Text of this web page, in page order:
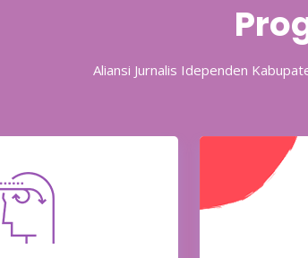
Aliansi Jurnalis Idependen